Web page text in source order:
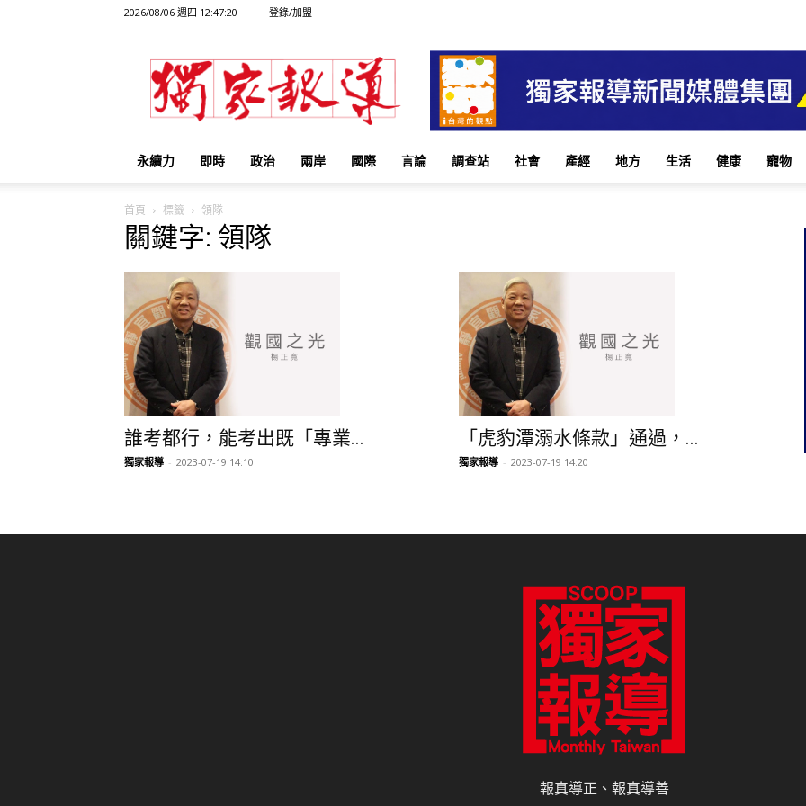
2026/08/06 週四 12:47:20 登錄/加盟
獨
家
報
永續力 即時 政治 兩岸 國際 言論 調查站 社會 產經 地方 生活 健康 寵物
首頁 標籤 領隊
關鍵字: 領隊
誰考都行，能考出既「專業...
獨家報導 - 2023-07-19 14:10
「虎豹潭溺水條款」通過，...
獨家報導 - 2023-07-19 14:20
報真導正、報真導善